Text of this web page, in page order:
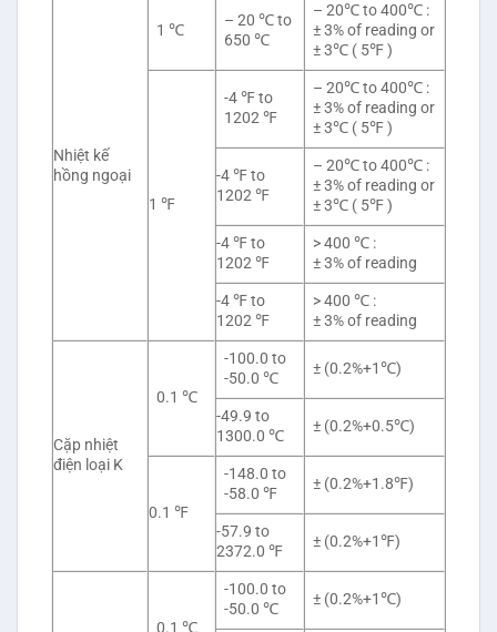
Nhiệt kế
hồng ngoại
1 ℃
– 20 ℃ to
650 ℃
– 20℃ to 400℃ :
± 3% of reading or
± 3℃ ( 5℉ )
1 ℉
-4 ℉ to
1202 ℉
– 20℃ to 400℃ :
± 3% of reading or
± 3℃ ( 5℉ )
-4 ℉ to
1202 ℉
– 20℃ to 400℃ :
± 3% of reading or
± 3℃ ( 5℉ )
-4 ℉ to
1202 ℉
> 400 ℃ :
± 3% of reading
-4 ℉ to
1202 ℉
> 400 ℃ :
± 3% of reading
Cặp nhiệt
điện loại K
0.1 ℃
-100.0 to
-50.0 ℃
± (0.2%+1℃)
-49.9 to
1300.0 ℃
± (0.2%+0.5℃)
0.1 ℉
-148.0 to
-58.0 ℉
± (0.2%+1.8℉)
-57.9 to
2372.0 ℉
± (0.2%+1℉)
0.1 ℃
-100.0 to
-50.0 ℃
± (0.2%+1℃)